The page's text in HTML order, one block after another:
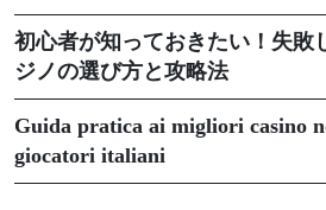
初心者が知っておきたい！失敗
ジノの選び方と攻略法
Guida pratica ai migliori casino
giocatori italiani